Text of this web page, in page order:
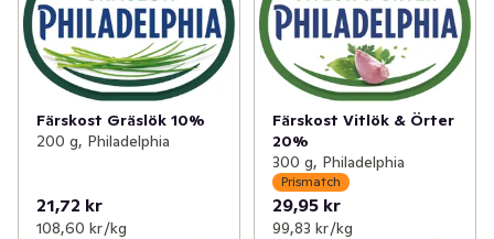
Färskost Gräslök 10%
200 g, Philadelphia
21,72 kr
108,60 kr /kg
Färskost Vitlök & Örter
20%
300 g, Philadelphia
Prismatch
29,95 kr
99,83 kr /kg